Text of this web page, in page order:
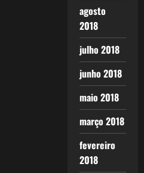
agosto
2018
julho 2018
junho 2018
maio 2018
março 2018
fevereiro
2018